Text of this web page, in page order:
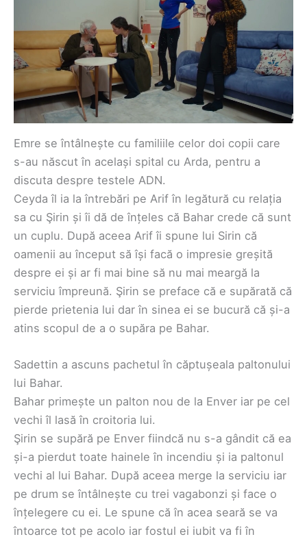
Emre se întâlnește cu familiile celor doi copii care
s-au născut în același spital cu Arda, pentru a
discuta despre testele ADN.
Ceyda îl ia la întrebări pe Arif în legătură cu relația
sa cu Şirin și îi dă de înțeles că Bahar crede că sunt
un cuplu. După aceea Arif îi spune lui Sirin că
oamenii au început să își facă o impresie greșită
despre ei și ar fi mai bine să nu mai meargă la
serviciu împreună. Şirin se preface că e supărată că
pierde prietenia lui dar în sinea ei se bucură că și-a
atins scopul de a o supăra pe Bahar.
Sadettin a ascuns pachetul în căptușeala paltonului
lui Bahar.
Bahar primește un palton nou de la Enver iar pe cel
vechi îl lasă în croitoria lui.
Şirin se supără pe Enver fiindcă nu s-a gândit că ea
și-a pierdut toate hainele în incendiu și ia paltonul
vechi al lui Bahar. După aceea merge la serviciu iar
pe drum se întâlnește cu trei vagabonzi și face o
înțelegere cu ei. Le spune că în acea seară se va
întoarce tot pe acolo iar fostul ei iubit va fi în